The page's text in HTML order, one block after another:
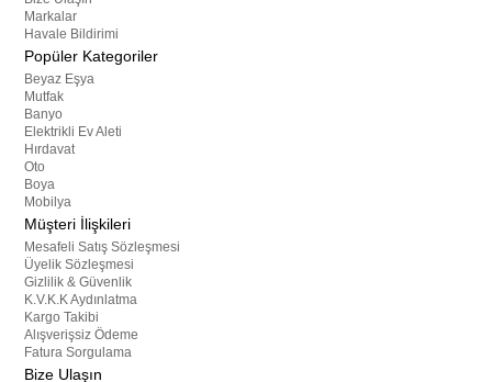
Markalar
Havale Bildirimi
Popüler Kategoriler
Beyaz Eşya
Mutfak
Banyo
Elektrikli Ev Aleti
Hırdavat
Oto
Boya
Mobilya
Müşteri İlişkileri
Mesafeli Satış Sözleşmesi
Üyelik Sözleşmesi
Gizlilik & Güvenlik
K.V.K.K Aydınlatma
Kargo Takibi
Alışverişsiz Ödeme
Fatura Sorgulama
Bize Ulaşın